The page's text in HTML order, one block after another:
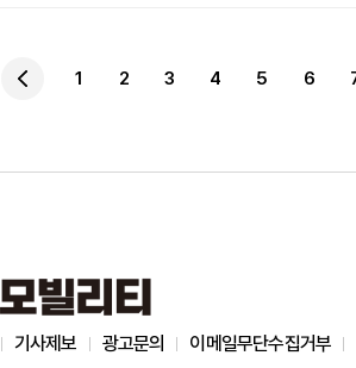
주다테슬라의
1 2 3 4 5 6
기사제보 광고문의 이메일무단수집거부